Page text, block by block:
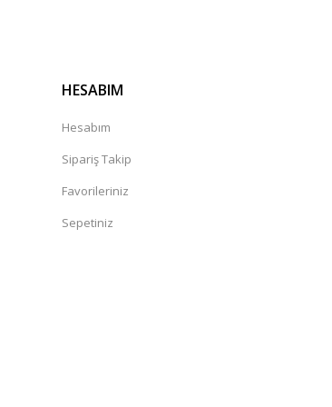
HESABIM
Hesabım
Sipariş Takip
Favorileriniz
Sepetiniz